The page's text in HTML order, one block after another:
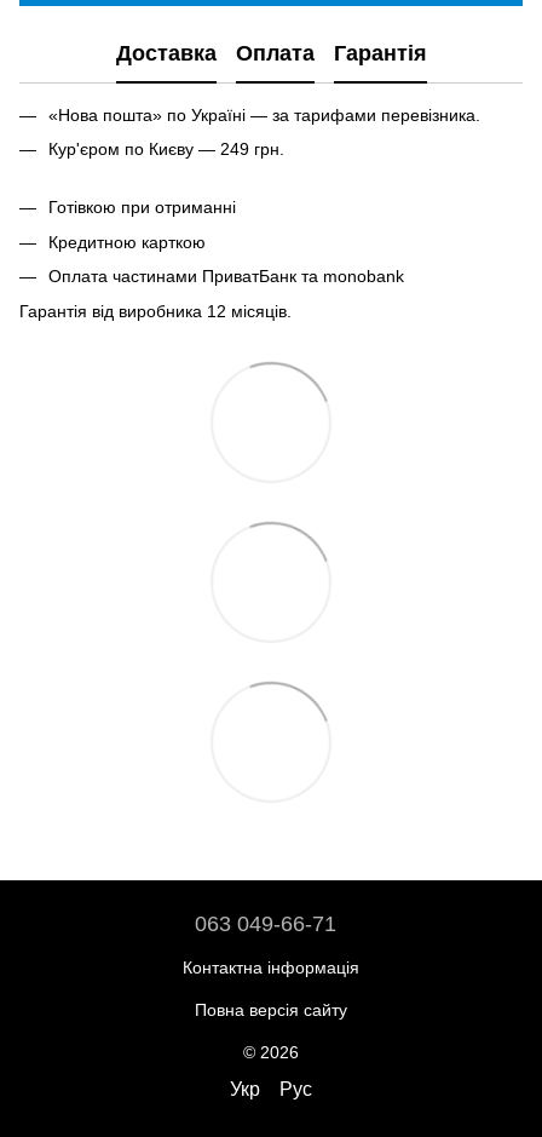
Доставка Оплата Гарантія
«Нова пошта» по Україні — за тарифами перевізника.
Кур'єром по Києву — 249 грн.
Готівкою при отриманні
Кредитною карткою
Оплата частинами ПриватБанк та monobank
Гарантія від виробника 12 місяців.
063 049-66-71
Контактна інформація
Повна версія сайту
© 2026
Укр Рус